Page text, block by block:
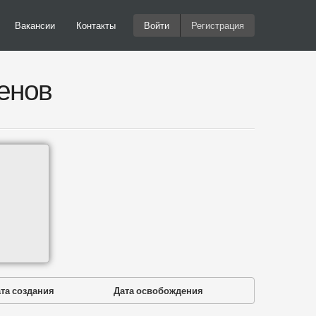
Вакансии Контакты Войти Регистрация
создания Дата освобождения